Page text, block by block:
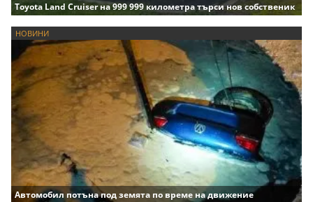
Toyota Land Cruiser на 999 999 километра търси нов собственик
НОВИНИ
Автомобил потъна под земята по време на движение